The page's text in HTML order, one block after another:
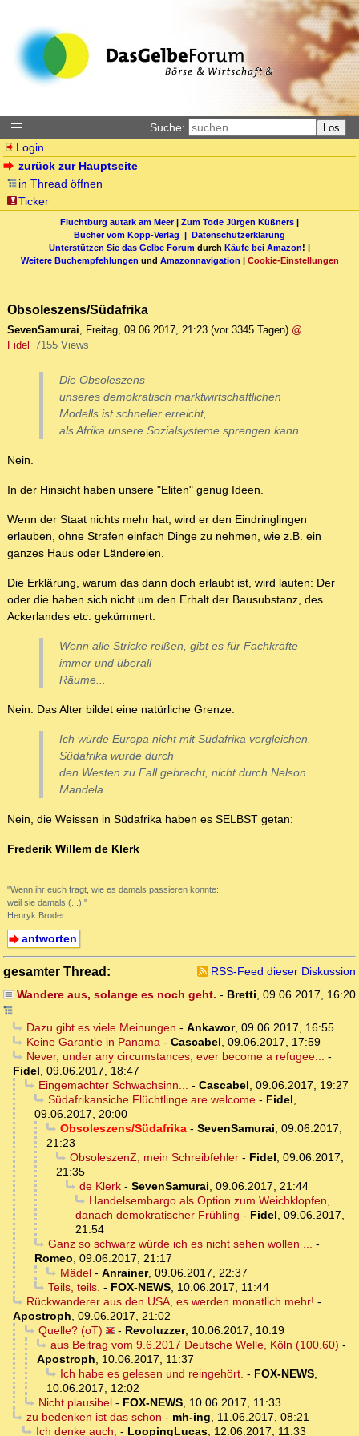
Suche: Los
Login
zurück zur Hauptseite
in Thread öffnen
Ticker
Fluchtburg autark am Meer| Zum Tode Jürgen Küßners |
Bücher vom Kopp-Verlag | Datenschutzerklärung
Unterstützen Sie das Gelbe Forum durch Käufe bei Amazon! |
Weitere Buchempfehlungen und Amazonnavigation | Cookie-Einstellungen
Obsoleszens/Südafrika
SevenSamurai, Freitag, 09.06.2017, 21:23 (vor 3345 Tagen) @
Fidel
7155 Views
Die Obsoleszens
unseres demokratisch marktwirtschaftlichen
Modells ist schneller erreicht,
als Afrika unsere Sozialsysteme sprengen kann.
Nein.
In der Hinsicht haben unsere "Eliten" genug Ideen.
Wenn der Staat nichts mehr hat, wird er den Eindringlingen
erlauben, ohne Strafen einfach Dinge zu nehmen, wie z.B. ein
ganzes Haus oder Ländereien.
Die Erklärung, warum das dann doch erlaubt ist, wird lauten: Der
oder die haben sich nicht um den Erhalt der Bausubstanz, des
Ackerlandes etc. gekümmert.
Wenn alle Stricke reißen, gibt es für Fachkräfte
immer und überall
Räume...
Nein. Das Alter bildet eine natürliche Grenze.
Ich würde Europa nicht mit Südafrika vergleichen.
Südafrika wurde durch
den Westen zu Fall gebracht, nicht durch Nelson
Mandela.
Nein, die Weissen in Südafrika haben es SELBST getan:
Frederik Willem de Klerk
--
"Wenn ihr euch fragt, wie es damals passieren konnte:
weil sie damals (...)."
Henryk Broder
antworten
gesamter Thread:
RSS-Feed dieser Diskussion
Wandere aus, solange es noch geht. - Bretti, 09.06.2017, 16:20
Dazu gibt es viele Meinungen - Ankawor, 09.06.2017, 16:55
Keine Garantie in Panama- Cascabel, 09.06.2017, 17:59
Never, under any circumstances, ever become a refugee... -
Fidel, 09.06.2017, 18:47
Eingemachter Schwachsinn... - Cascabel, 09.06.2017, 19:27
Südafrikansiche Flüchtlinge are welcome- Fidel,
09.06.2017, 20:00
Obsoleszens/Südafrika- SevenSamurai, 09.06.2017,
21:23
ObsoleszenZ, mein Schreibfehler- Fidel, 09.06.2017,
21:35
de Klerk- SevenSamurai, 09.06.2017, 21:44
Handelsembargo als Option zum Weichklopfen,
danach demokratischer Frühling - Fidel, 09.06.2017,
21:54
Ganz so schwarz würde ich es nicht sehen wollen ... -
Romeo, 09.06.2017, 21:17
Mädel- Anrainer, 09.06.2017, 22:37
Teils, teils. - FOX-NEWS, 10.06.2017, 11:44
Rückwanderer aus den USA, es werden monatlich mehr! -
Apostroph, 09.06.2017, 21:02
Quelle? (oT)
- Revoluzzer, 10.06.2017, 10:19
aus Beitrag vom 9.6.2017 Deutsche Welle, Köln (100.60) -
Apostroph, 10.06.2017, 11:37
Ich habe es gelesen und reingehört. - FOX-NEWS,
10.06.2017, 12:02
Nicht plausibel- FOX-NEWS, 10.06.2017, 11:33
zu bedenken ist das schon - mh-ing, 11.06.2017, 08:21
Ich denke auch, - LoopingLucas, 12.06.2017, 11:33